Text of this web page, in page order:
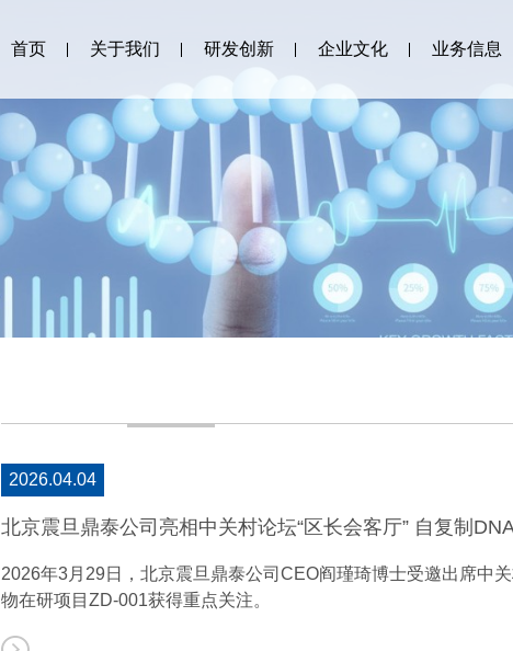
首页 关于我们 研发创新 企业文化 业务信息
2026.04.04
北京震旦鼎泰公司亮相中关村论坛“区长会客厅” 自复制
2026年3月29日，北京震旦鼎泰公司CEO阎瑾琦博士受邀出席中
物在研项目ZD-001获得重点关注。